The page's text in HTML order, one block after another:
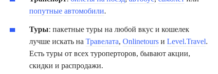
попутные автомобили.
Туры: пакетные туры на любой вкус и кошелек
лучше искать на Травелата, Onlinetours и Level.Travel.
Есть туры от всех туроперторов, бывают акции,
скидки и распродажи.